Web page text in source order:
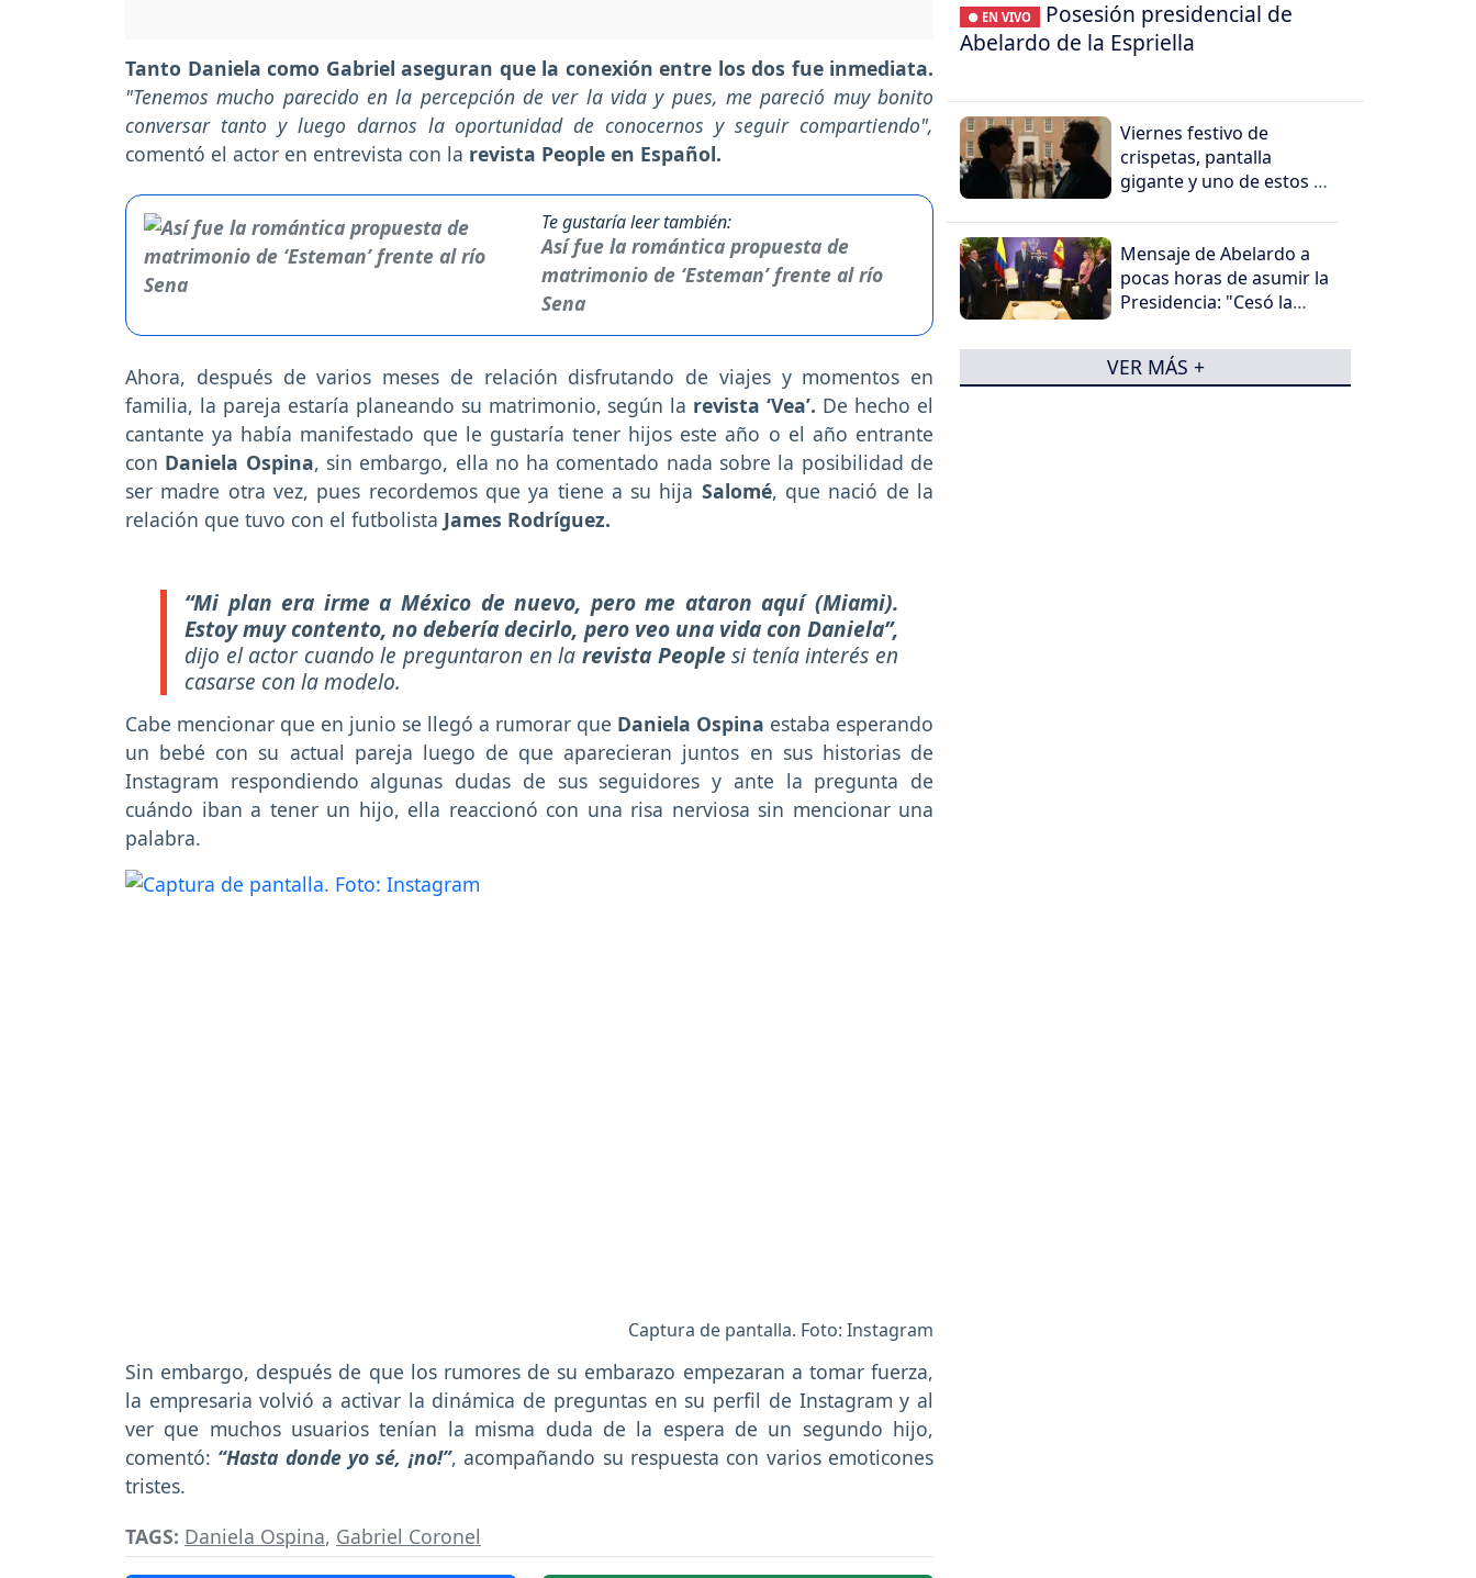
Tanto Daniela como Gabriel aseguran que la conexión entre los dos fue inmediata.
"Tenemos mucho parecido en la percepción de ver la vida y pues, me pareció muy bonito
conversar tanto y luego darnos la oportunidad de conocernos y seguir compartiendo",
comentó el actor en entrevista con la revista People en Español.
Te gustaría leer también:
Así fue la romántica propuesta de
matrimonio de ‘Esteman’ frente al río
Sena
Ahora, después de varios meses de relación disfrutando de viajes y momentos en
familia, la pareja estaría planeando su matrimonio, según la revista ‘Vea’. De hecho el
cantante ya había manifestado que le gustaría tener hijos este año o el año entrante
con Daniela Ospina, sin embargo, ella no ha comentado nada sobre la posibilidad de
ser madre otra vez, pues recordemos que ya tiene a su hija Salomé, que nació de la
relación que tuvo con el futbolista James Rodríguez.
“Mi plan era irme a México de nuevo, pero me ataron aquí (Miami).
Estoy muy contento, no debería decirlo, pero veo una vida con Daniela”,
dijo el actor cuando le preguntaron en la revista Peoplesi tenía interés en
casarse con la modelo.
Cabe mencionar que en junio se llegó a rumorar que Daniela Ospina estaba esperando
un bebé con su actual pareja luego de que aparecieran juntos en sus historias de
Instagram respondiendo algunas dudas de sus seguidores y ante la pregunta de
cuándo iban a tener un hijo, ella reaccionó con una risa nerviosa sin mencionar una
palabra.
Captura de pantalla. Foto: Instagram
Sin embargo, después de que los rumores de su embarazo empezaran a tomar fuerza,
la empresaria volvió a activar la dinámica de preguntas en su perfil de Instagram y al
ver que muchos usuarios tenían la misma duda de la espera de un segundo hijo,
comentó: “Hasta donde yo sé, ¡no!”, acompañando su respuesta con varios emoticones
tristes.
TAGS: Daniela Ospina, Gabriel Coronel
● EN VIVO
Posesión presidencial de
Abelardo de la Espriella
Viernes festivo de
crispetas, pantalla
gigante y uno de estos 5
Mensaje de Abelardo a
pocas horas de asumir la
Presidencia: "Cesó la
VER MÁS +